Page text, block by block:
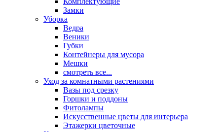
Замки
Уборка
Ведра
Веники
Губки
Контейнеры для мусора
Мешки
смотреть все...
Уход за комнатными растениями
Вазы под срезку
Горшки и поддоны
Фитолампы
Искусственные цветы для интерьера
Этажерки цветочные